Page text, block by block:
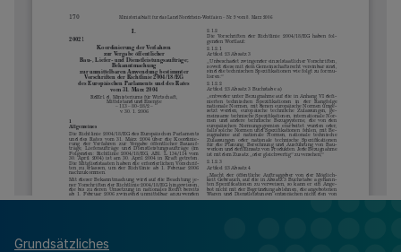
Grundsätzliches